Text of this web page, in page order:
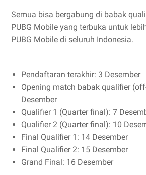
Semua bisa bergabung di babak
PUBG Mobile yang terbuka untuk
PUBG Mobile di seluruh Indonesia.
Pendaftaran terakhir: 3 Desember
Opening match babak qualifier
Desember
Qualifier 1 (Quarter final): 7
Qualifier 2 (Quarter final): 10
Final Qualifier 1: 14 Desember
Final Qualifier 2: 15 Desember
Grand Final: 16 Desember